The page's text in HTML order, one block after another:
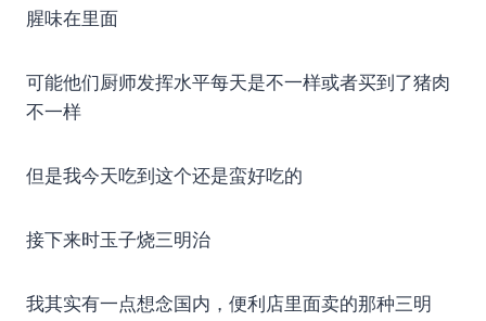
腥味在里面
可能他们厨师发挥水平每天是不一样或者买到了猪肉
不一样
但是我今天吃到这个还是蛮好吃的
接下来时玉子烧三明治
我其实有一点想念国内，便利店里面卖的那种三明